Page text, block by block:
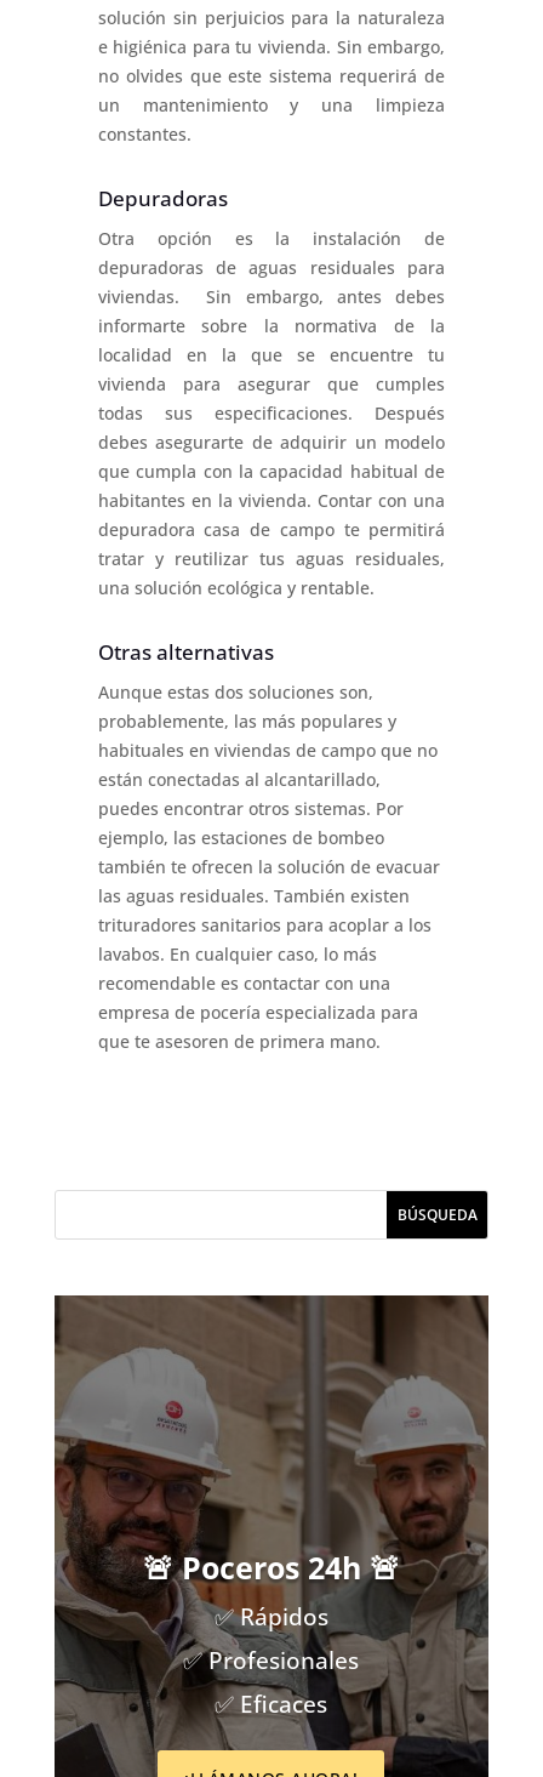
solución sin perjuicios para la naturaleza
e higiénica para tu vivienda. Sin embargo,
no olvides que este sistema requerirá de
un mantenimiento y una limpieza
constantes.
Depuradoras
Otra opción es la instalación de
depuradoras de aguas residuales para
viviendas. Sin embargo, antes debes
informarte sobre la normativa de la
localidad en la que se encuentre tu
vivienda para asegurar que cumples
todas sus especificaciones. Después
debes asegurarte de adquirir un modelo
que cumpla con la capacidad habitual de
habitantes en la vivienda. Contar con una
depuradora casa de campo te permitirá
tratar y reutilizar tus aguas residuales,
una solución ecológica y rentable.
Otras alternativas
Aunque estas dos soluciones son,
probablemente, las más populares y
habituales en viviendas de campo que no
están conectadas al alcantarillado,
puedes encontrar otros sistemas. Por
ejemplo, las estaciones de bombeo
también te ofrecen la solución de evacuar
las aguas residuales. También existen
trituradores sanitarios para acoplar a los
lavabos. En cualquier caso, lo más
recomendable es contactar con una
empresa de pocería especializada para
que te asesoren de primera mano.
🚨 Poceros 24h 🚨
✅ Rápidos
✅ Profesionales
✅ Eficaces